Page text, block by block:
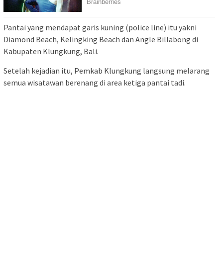
Pantai yang mendapat garis kuning (police line) itu yakni
Diamond Beach, Kelingking Beach dan Angle Billabong di
Kabupaten Klungkung, Bali.
Setelah kejadian itu, Pemkab Klungkung langsung melarang
semua wisatawan berenang di area ketiga pantai tadi.